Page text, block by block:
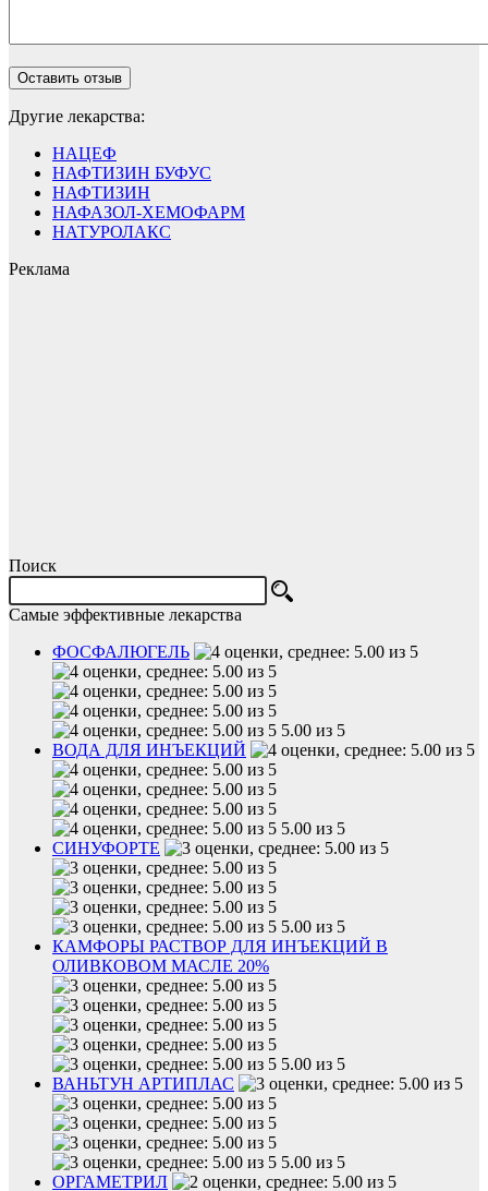
Другие лекарства:
НАЦЕФ
НАФТИЗИН БУФУС
НАФТИЗИН
НАФАЗОЛ-ХЕМОФАРМ
НАТУРОЛАКС
Реклама
Поиск
Самые эффективные лекарства
ФОСФАЛЮГЕЛЬ
5.00 из 5
ВОДА ДЛЯ ИНЪЕКЦИЙ
5.00 из 5
СИНУФОРТЕ
5.00 из 5
КАМФОРЫ РАСТВОР ДЛЯ ИНЪЕКЦИЙ В
ОЛИВКОВОМ МАСЛЕ 20%
5.00 из 5
ВАНЬТУН АРТИПЛАС
5.00 из 5
ОРГАМЕТРИЛ